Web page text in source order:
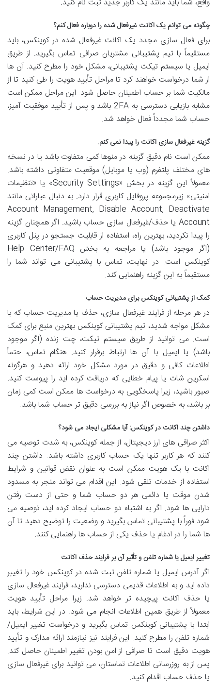
واقع، شما باید مانند یک کاربر جدید ثبت نام کنید.
چگونه می توانم یک اکانت غیرفعال شده را دوباره فعال کنم؟
برای فعال سازی مجدد یک اکانت غیرفعال شده در کوینکس، باید
مستقیماً با تیم پشتیبانی مشتریان صرافی تماس بگیرید. از طریق
ایمیل یا سیستم تیکت پشتیبانی، مشکل خود را مطرح کنید. آن ها
از شما درخواست خواهند کرد تا مراحل تأیید هویت را طی کنید تا از
مالکیت شما بر حساب اطمینان حاصل شود. این مراحل ممکن است
مشابه بازیابی دسترسی به 2FA باشد و پس از تأیید موفقیت آمیز،
حساب شما مجدداً فعال خواهد شد.
گزینه غیرفعال سازی اکانت را پیدا نمی کنم.
ممکن است نام دقیق گزینه در منوها کمی متفاوت باشد یا در نسخه
های مختلف پلتفرم (وب یا موبایل) موقعیت متفاوتی داشته باشد.
معمولاً این گزینه در بخش «Security Settings» یا «تنظیمات
امنیتی» زیرمجموعه پروفایل کاربری قرار دارد. به دنبال عباراتی مانند
Account Management, Disable Account, Deactivate
Account یا حذف/غیرفعال سازی حساب باشید. اگر همچنان گزینه
را پیدا نکردید، بهترین راه، استفاده از قابلیت جستجو در پنل کاربری
(اگر موجود باشد) یا مراجعه به بخش Help Center/FAQ
کوینکس است. در نهایت، تماس با پشتیبانی می تواند شما را
مستقیماً به این گزینه راهنمایی کند.
کمک از پشتیبانی کوینکس برای مدیریت حساب
در هر مرحله از فرایند غیرفعال سازی، حذف یا مدیریت حساب که با
مشکل مواجه شدید، تیم پشتیبانی کوینکس بهترین منبع برای کمک
است. می توانید از طریق سیستم تیکت، چت زنده (اگر موجود
باشد) یا ایمیل با آن ها ارتباط برقرار کنید. هنگام تماس، حتماً
اطلاعات کافی و دقیق در مورد مشکل خود ارائه دهید و هرگونه
اسکرین شات یا پیام خطایی که دریافت کرده اید را پیوست کنید.
صبور باشید، زیرا پاسخگویی به درخواست ها ممکن است کمی زمان
بر باشد، به خصوص اگر نیاز به بررسی دقیق تر حساب شما باشد.
داشتن چند اکانت در کوینکس: آیا مشکلی ایجاد می شود؟
اکثر صرافی های ارز دیجیتال، از جمله کوینکس، به شدت توصیه می
کنند که هر کاربر تنها یک حساب کاربری داشته باشد. داشتن چند
اکانت با یک هویت ممکن است به عنوان نقض قوانین و شرایط
استفاده از خدمات تلقی شود. این اقدام می تواند منجر به مسدود
شدن موقت یا دائمی هر دو حساب شما و حتی از دست رفتن
دارایی ها شود. اگر به اشتباه دو حساب ایجاد کرده اید، توصیه می
شود فوراً با پشتیبانی تماس بگیرید و وضعیت را توضیح دهید تا آن
ها شما را در ادغام یا حذف یکی از حساب ها راهنمایی کنند.
تغییر ایمیل یا شماره تلفن و تأثیر آن بر فرایند حذف اکانت
اگر آدرس ایمیل یا شماره تلفن ثبت شده در کوینکس خود را تغییر
داده اید و به اطلاعات قدیمی دسترسی ندارید، فرایند غیرفعال سازی
یا حذف اکانت پیچیده تر خواهد شد. زیرا مراحل تأیید هویت
معمولاً از طریق همین اطلاعات انجام می شود. در این شرایط، باید
ابتدا با پشتیبانی کوینکس تماس بگیرید و درخواست تغییر ایمیل/
شماره تلفن را مطرح کنید. این فرایند نیز نیازمند ارائه مدارک و تأیید
هویت دقیق است تا صرافی از امن بودن تغییر اطمینان حاصل کند.
پس از به روزرسانی اطلاعات تماستان، می توانید برای غیرفعال سازی
یا حذف حساب اقدام کنید.